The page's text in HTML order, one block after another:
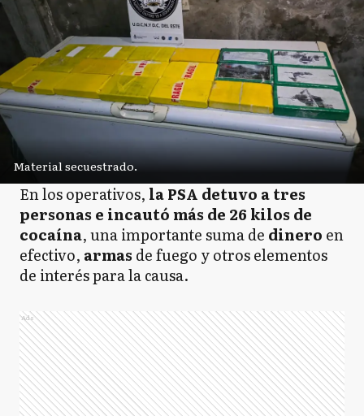
Material secuestrado.
En los operativos, la PSA detuvo a tres
personas e incautó más de 26 kilos de
cocaína, una importante suma de dinero en
efectivo, armas de fuego y otros elementos
de interés para la causa.
Ads